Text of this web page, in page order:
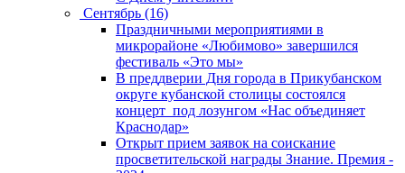
Сентябрь (16)
Праздничными мероприятиями в
микрорайоне «Любимово» завершился
фестиваль «Это мы»
В преддверии Дня города в Прикубанском
округе кубанской столицы состоялся
концерт под лозунгом «Нас объединяет
Краснодар»
Открыт прием заявок на соискание
просветительской награды Знание. Премия -